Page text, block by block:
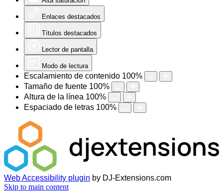
Enlaces destacados
Títulos destacados
Lector de pantalla
Modo de lectura
Escalamiento de contenido 100%
Tamaño de fuente 100%
Altura de la línea 100%
Espaciado de letras 100%
Web Accessibility plugin by DJ-Extensions.com
Skip to main content